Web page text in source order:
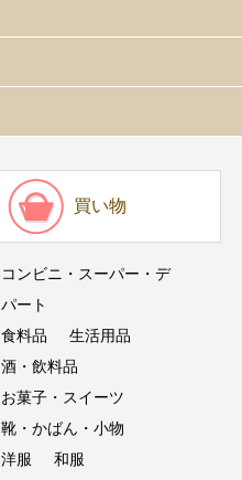
買い物
コンビニ・スーパー・デ
パート
食料品
生活用品
酒・飲料品
お菓子・スイーツ
靴・かばん・小物
洋服
和服